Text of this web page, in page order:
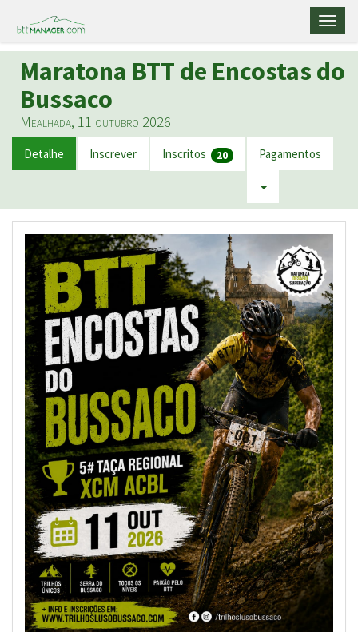
Maratona BTT de Encostas do
Bussaco
Mealhada, 11 outubro 2026
Detalhe Inscrever Inscritos 20 Pagamentos